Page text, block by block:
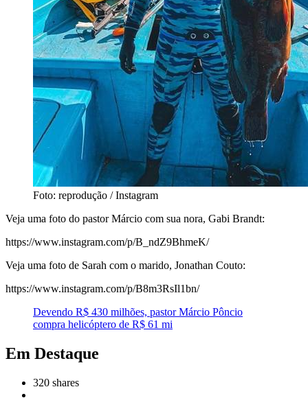
Foto: reprodução / Instagram
Veja uma foto do pastor Márcio com sua nora, Gabi Brandt:
https://www.instagram.com/p/B_ndZ9BhmeK/
Veja uma foto de Sarah com o marido, Jonathan Couto:
https://www.instagram.com/p/B8m3RsIl1bn/
Devendo R$ 430 milhões, pastor Márcio Pôncio
compra helicóptero de R$ 61 mi
Em Destaque
320 shares